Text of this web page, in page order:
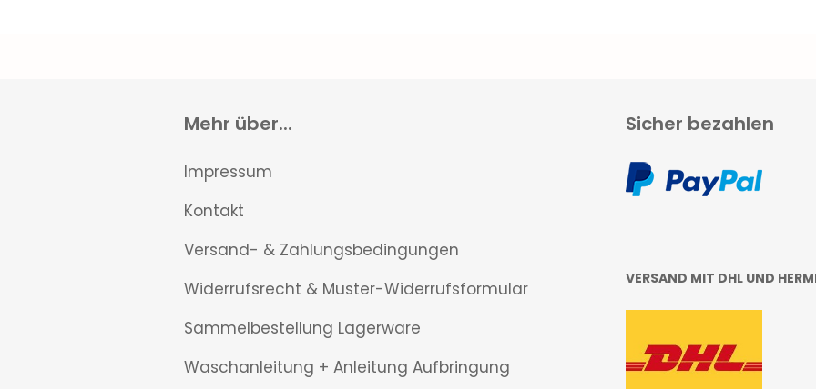
Mehr über...
Impressum
Kontakt
Versand- & Zahlungsbedingungen
Widerrufsrecht & Muster-Widerrufsformular
Sammelbestellung Lagerware
Waschanleitung + Anleitung Aufbringung
Sicher bezahlen
VERSAND MIT DHL UND